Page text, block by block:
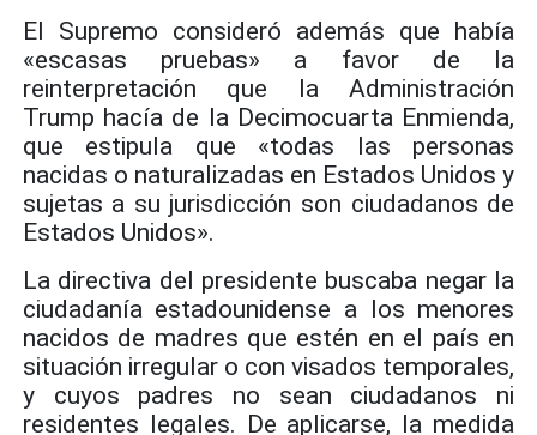
El Supremo consideró además que había
«escasas pruebas» a favor de la
reinterpretación que la Administración
Trump hacía de la Decimocuarta Enmienda,
que estipula que «todas las personas
nacidas o naturalizadas en Estados Unidos y
sujetas a su jurisdicción son ciudadanos de
Estados Unidos».
La directiva del presidente buscaba negar la
ciudadanía estadounidense a los menores
nacidos de madres que estén en el país en
situación irregular o con visados temporales,
y cuyos padres no sean ciudadanos ni
residentes legales. De aplicarse, la medida